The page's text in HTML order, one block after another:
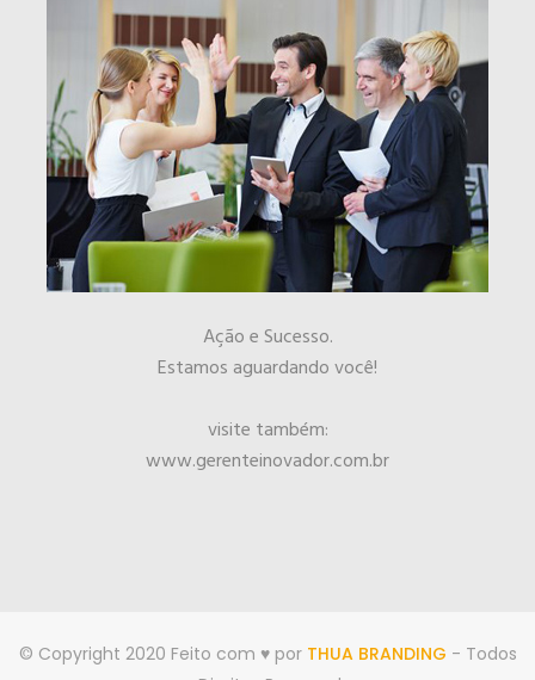
Ação e Sucesso.
Estamos aguardando você!
visite também:
www.gerenteinovador.com.br
© Copyright 2020 Feito com ♥ por THUA BRANDING - Todos